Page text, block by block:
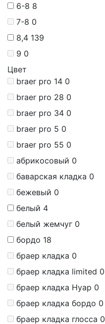
6-8 8
7-8 0
8,4 139
9 0
Цвет
braer pro 14 0
braer pro 28 0
braer pro 34 0
braer pro 5 0
braer pro 55 0
абрикосовый 0
баварская кладка 0
бежевый 0
белый 4
белый жемчуг 0
бордо 18
браер кладка 0
браер кладка limited 0
браер кладка Нуар 0
браер кладка бордо 0
браер кладка глосса 0